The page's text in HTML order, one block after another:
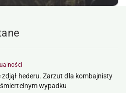
zdjął hederu. Zarzut dla kombajnisty
wypadku